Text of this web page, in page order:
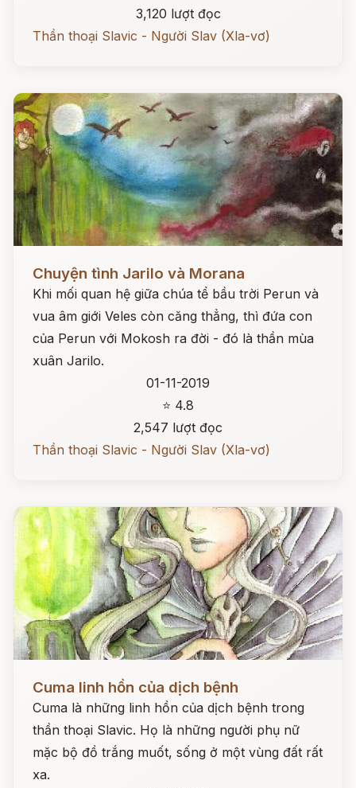
3,120 lượt đọc
Thần thoại Slavic - Người Slav (Xla-vơ)
Chuyện tình Jarilo và Morana
Khi mối quan hệ giữa chúa tể bầu trời Perun và
vua âm giới Veles còn căng thẳng, thì đứa con
của Perun với Mokosh ra đời - đó là thần mùa
xuân Jarilo.
01-11-2019
⭐ 4.8
2,547 lượt đọc
Thần thoại Slavic - Người Slav (Xla-vơ)
Cuma linh hồn của dịch bệnh
Cuma là những linh hồn của dịch bệnh trong
thần thoại Slavic. Họ là những người phụ nữ
mặc bộ đồ trắng muốt, sống ở một vùng đất rất
xa.